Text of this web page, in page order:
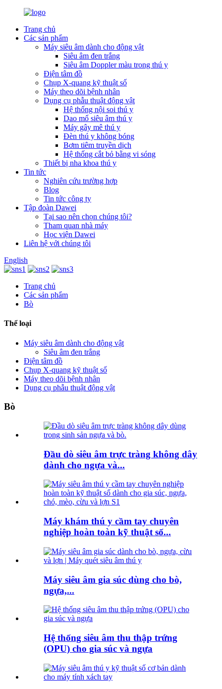
Trang chủ
Các sản phẩm
Máy siêu âm dành cho động vật
Siêu âm đen trắng
Siêu âm Doppler màu trong thú y
Điện tâm đồ
Chụp X-quang kỹ thuật số
Máy theo dõi bệnh nhân
Dụng cụ phẫu thuật động vật
Hệ thống nội soi thú y
Dao mổ siêu âm thú y
Máy gây mê thú y
Đèn thú y không bóng
Bơm tiêm truyền dịch
Hệ thống cắt bỏ bằng vi sóng
Thiết bị nha khoa thú y
Tin tức
Nghiên cứu trường hợp
Blog
Tin tức công ty
Tập đoàn Dawei
Tại sao nên chọn chúng tôi?
Tham quan nhà máy
Học viện Dawei
Liên hệ với chúng tôi
English
Trang chủ
Các sản phẩm
Bò
Thể loại
Máy siêu âm dành cho động vật
Siêu âm đen trắng
Điện tâm đồ
Chụp X-quang kỹ thuật số
Máy theo dõi bệnh nhân
Dụng cụ phẫu thuật động vật
Bò
Đầu dò siêu âm trực tràng không dây
dành cho ngựa và...
Máy khám thú y cầm tay chuyên
nghiệp hoàn toàn kỹ thuật số...
Máy siêu âm gia súc dùng cho bò,
ngựa,...
Hệ thống siêu âm thu thập trứng
(OPU) cho gia súc và ngựa